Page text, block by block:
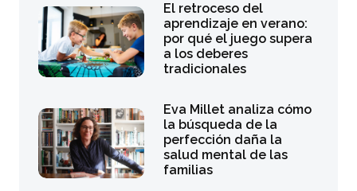
El retroceso del
aprendizaje en verano:
por qué el juego supera
a los deberes
tradicionales
Eva Millet analiza cómo
la búsqueda de la
perfección daña la
salud mental de las
familias